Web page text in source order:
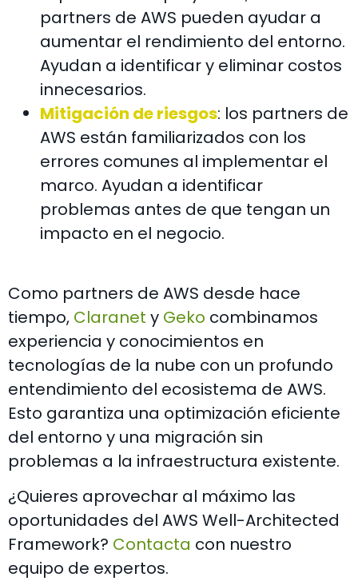
partners de AWS pueden ayudar a
aumentar el rendimiento del entorno.
Ayudan a identificar y eliminar costos
innecesarios.
Mitigación de riesgos: los partners de
AWS están familiarizados con los
errores comunes al implementar el
marco. Ayudan a identificar
problemas antes de que tengan un
impacto en el negocio.
Como partners de AWS desde hace
tiempo, Claranet y Geko combinamos
experiencia y conocimientos en
tecnologías de la nube con un profundo
entendimiento del ecosistema de AWS.
Esto garantiza una optimización eficiente
del entorno y una migración sin
problemas a la infraestructura existente.
¿Quieres aprovechar al máximo las
oportunidades del AWS Well-Architected
Framework? Contacta con nuestro
equipo de expertos.